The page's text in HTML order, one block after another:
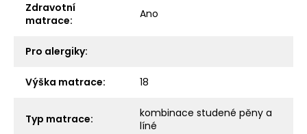
Zdravotní
matrace: Ano
Pro alergiky:
Výška matrace: 18
Typ matrace:
kombinace studené pěny a
líné